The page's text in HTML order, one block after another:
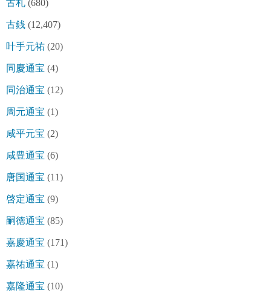
古札 (680)
古銭 (12,407)
叶手元祐 (20)
同慶通宝 (4)
同治通宝 (12)
周元通宝 (1)
咸平元宝 (2)
咸豊通宝 (6)
唐国通宝 (11)
啓定通宝 (9)
嗣徳通宝 (85)
嘉慶通宝 (171)
嘉祐通宝 (1)
嘉隆通宝 (10)